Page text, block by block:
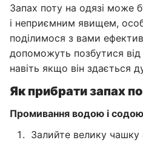
Запах поту на одязі може
і неприємним явищем,
поділимося з вами
допоможуть позбутися від
навіть якщо він здається
Як прибрати запах
Промивання водою і
Залийте велику